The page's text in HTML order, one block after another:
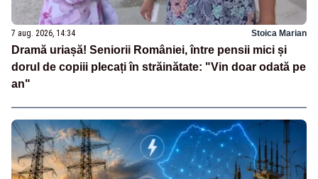
7 aug. 2026, 14:34 Stoica Marian
Dramă uriașă! Seniorii României, între pensii mici și
dorul de copiii plecați în străinătate: "Vin doar odată pe
an"